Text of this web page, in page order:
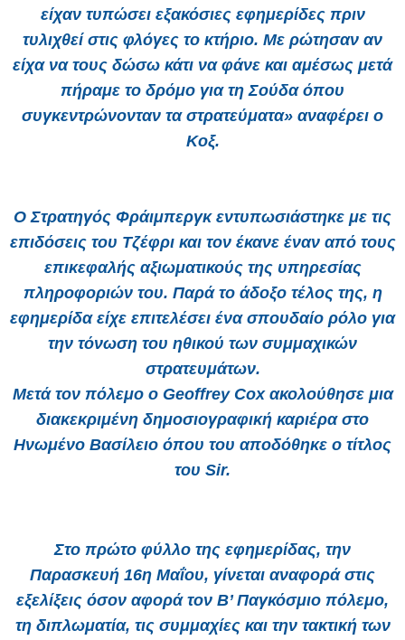
είχαν τυπώσει εξακόσιες εφημερίδες πριν
τυλιχθεί στις φλόγες το κτήριο. Με ρώτησαν αν
είχα να τους δώσω κάτι να φάνε και αμέσως μετά
πήραμε το δρόμο για τη Σούδα όπου
συγκεντρώνονταν τα στρατεύματα» αναφέρει ο
Κοξ.
Ο Στρατηγός Φράιμπεργκ εντυπωσιάστηκε με τις
επιδόσεις του Τζέφρι και τον έκανε έναν από τους
επικεφαλής αξιωματικούς της υπηρεσίας
πληροφοριών του. Παρά το άδοξο τέλος της, η
εφημερίδα είχε επιτελέσει ένα σπουδαίο ρόλο για
την τόνωση του ηθικού των συμμαχικών
στρατευμάτων.
Μετά τον πόλεμο ο Geoffrey Cox ακολούθησε μια
διακεκριμένη δημοσιογραφική καριέρα στο
Ηνωμένο Βασίλειο όπου του αποδόθηκε ο τίτλος
του Sir.
Στο πρώτο φύλλο της εφημερίδας, την
Παρασκευή 16η Μαΐου, γίνεται αναφορά στις
εξελίξεις όσον αφορά τον Β’ Παγκόσμιο πόλεμο,
τη διπλωματία, τις συμμαχίες και την τακτική των